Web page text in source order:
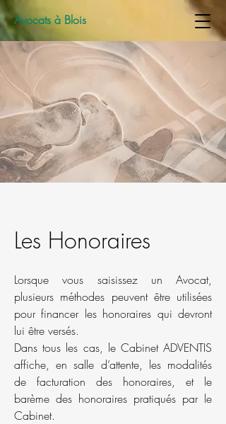
Avocats à Blois
Les Honoraires
Lorsque vous saisissez un Avocat,
plusieurs méthodes peuvent être utilisées
pour financer les honoraires qui devront
lui être versés.
Dans tous les cas, le Cabinet ADVENTIS
affiche, en salle d’attente, les modalités
de facturation des honoraires, et le
barème des honoraires pratiqués par le
Cabinet.